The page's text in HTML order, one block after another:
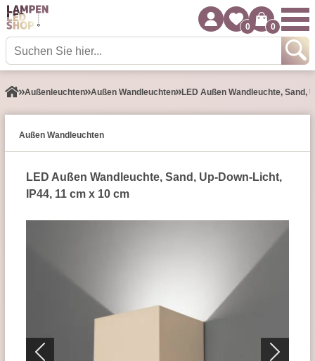
0 0
Außen­leuchten Außen Wandleuchten LED Außen Wandleuchte, Sand,
Außen Wandleuchten
LED Außen Wandleuchte, Sand, Up-Down-Licht,
IP44, 11 cm x 10 cm